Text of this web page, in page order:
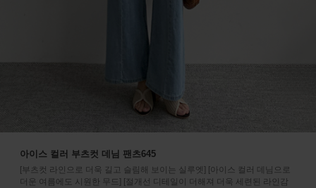
아이스 컬러 부츠컷 데님 팬츠645
[부츠컷 라인으로 더욱 길고 슬림해 보이는 실루엣] [아이스 컬러 데님으로
더운 여름에도 시원한 무드] [절개선 디테일이 더해져 더욱 세련된 라인감